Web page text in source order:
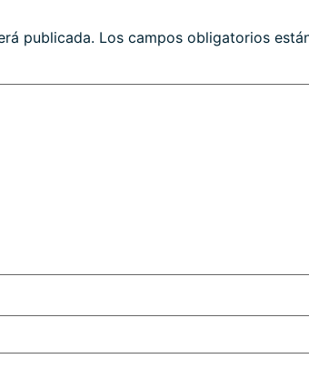
publicada. Los campos obligatorios